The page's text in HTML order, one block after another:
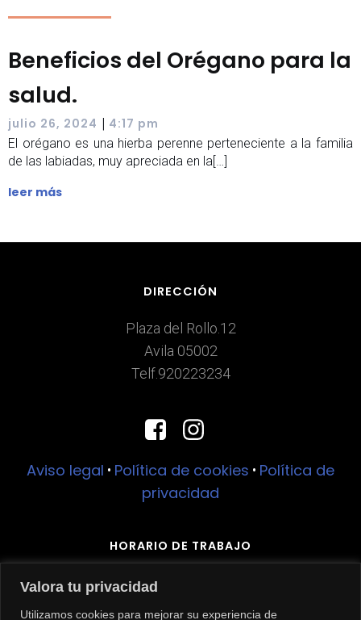
Valora tu privacidad
Utilizamos cookies para mejorar su experiencia de
Beneficios del Orégano para la
salud.
julio 26, 2024 | 4:17 pm
El orégano es una hierba perenne perteneciente a la familia
de las labiadas, muy apreciada en la[…]
leer más
DIRECCIÓN
Plaza del Rollo.12
Avila 05002
Telf.920223234
Aviso legal • Política de cookies • Política de
privacidad
HORARIO DE TRABAJO
Lunes – viernes: 9:30 a 22:00